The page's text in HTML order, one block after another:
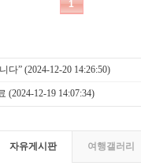
다” (2024-12-20 14:26:50)
(2024-12-19 14:07:34)
자유게시판 여행갤러리